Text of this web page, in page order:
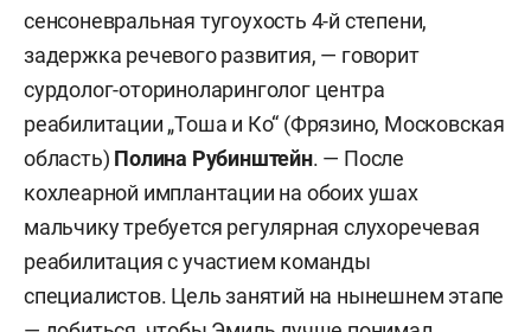
сенсоневральная тугоухость 4-й степени,
задержка речевого развития, — говорит
сурдолог-оториноларинголог центра
реабилитации „Тоша и Ко“ (Фрязино, Московская
область) Полина Рубинштейн. — После
кохлеарной имплантации на обоих ушах
мальчику требуется регулярная слухоречевая
реабилитация с участием команды
специалистов. Цель занятий на нынешнем этапе